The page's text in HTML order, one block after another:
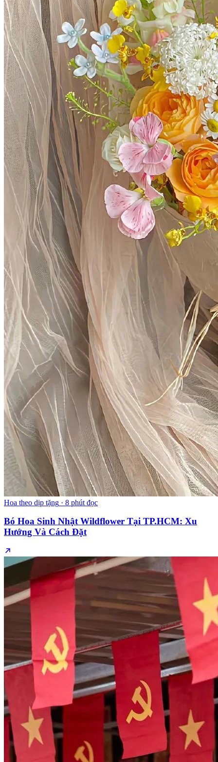
Hoa theo dịp tặng · 8 phút đọc
Bó Hoa Sinh Nhật Wildflower Tại TP.HCM: Xu
Hướng Và Cách Đặt